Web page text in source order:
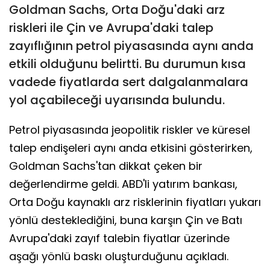
Goldman Sachs, Orta Doğu'daki arz
riskleri ile Çin ve Avrupa'daki talep
zayıflığının petrol piyasasında aynı anda
etkili olduğunu belirtti. Bu durumun kısa
vadede fiyatlarda sert dalgalanmalara
yol açabileceği uyarısında bulundu.
Petrol piyasasında jeopolitik riskler ve küresel
talep endişeleri aynı anda etkisini gösterirken,
Goldman Sachs'tan dikkat çeken bir
değerlendirme geldi. ABD'li yatırım bankası,
Orta Doğu kaynaklı arz risklerinin fiyatları yukarı
yönlü desteklediğini, buna karşın Çin ve Batı
Avrupa'daki zayıf talebin fiyatlar üzerinde
aşağı yönlü baskı oluşturduğunu açıkladı.